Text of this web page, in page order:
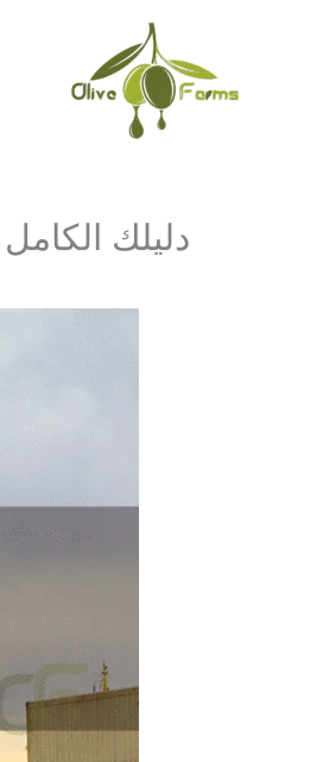
دليلك الكامل لـ